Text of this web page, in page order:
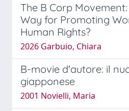
The B Corp
Way for Promoting
Human Rights?
2026 Garbuio, Chiara
B-movie d'autore: il
giapponese
2001 Novielli, Maria